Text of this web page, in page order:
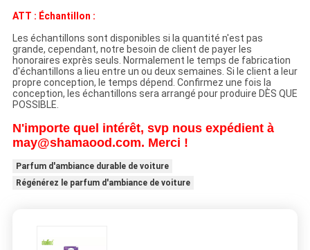
ATT : Échantillon :
Les échantillons sont disponibles si la quantité n'est pas
grande, cependant, notre besoin de client de payer les
honoraires exprès seuls. Normalement le temps de fabrication
d'échantillons a lieu entre un ou deux semaines. Si le client a leur
propre conception, le temps dépend. Confirmez une fois la
conception, les échantillons sera arrangé pour produire DÈS QUE
POSSIBLE.
N'importe quel intérêt, svp nous expédient à
may@shamaood.com. Merci !
Parfum d'ambiance durable de voiture
Régénérez le parfum d'ambiance de voiture